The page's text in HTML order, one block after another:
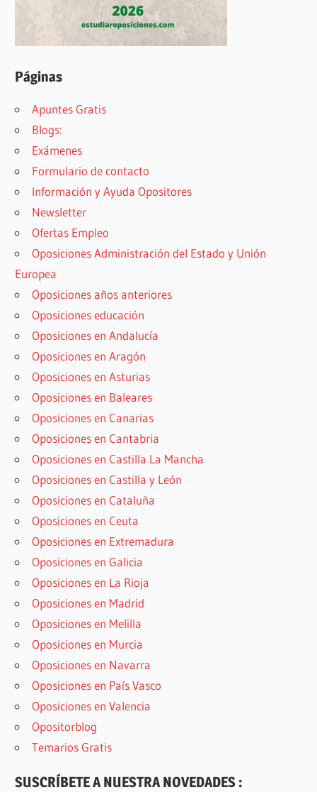
Páginas
Apuntes Gratis
Blogs:
Exámenes
Formulario de contacto
Información y Ayuda Opositores
Newsletter
Ofertas Empleo
Oposiciones Administración del Estado y Unión
Europea
Oposiciones años anteriores
Oposiciones educación
Oposiciones en Andalucía
Oposiciones en Aragón
Oposiciones en Asturias
Oposiciones en Baleares
Oposiciones en Canarias
Oposiciones en Cantabria
Oposiciones en Castilla La Mancha
Oposiciones en Castilla y León
Oposiciones en Cataluña
Oposiciones en Ceuta
Oposiciones en Extremadura
Oposiciones en Galicia
Oposiciones en La Rioja
Oposiciones en Madrid
Oposiciones en Melilla
Oposiciones en Murcia
Oposiciones en Navarra
Oposiciones en País Vasco
Oposiciones en Valencia
Opositorblog
Temarios Gratis
SUSCRÍBETE A NUESTRA NOVEDADES :